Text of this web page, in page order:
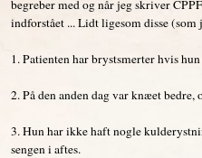
begreber med og når jeg skriver
indforstået ... Lidt ligesom disse
1. Patienten har brystsmerter hvis
2. På den anden dag var knæet
3. Hun har ikke haft nogle
sengen i aftes.